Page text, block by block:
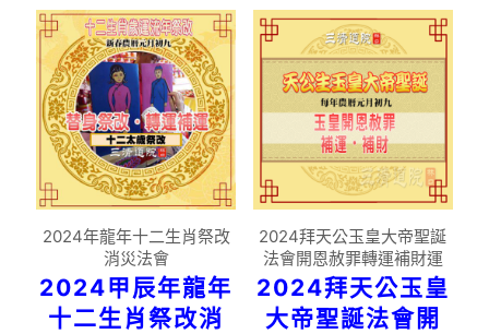
2024年龍年十二生肖祭改
消災法會
2024甲辰年龍年
十二生肖祭改消
2024拜天公玉皇大帝聖誕
法會開恩赦罪轉運補財運
2024拜天公玉皇
大帝聖誕法會開